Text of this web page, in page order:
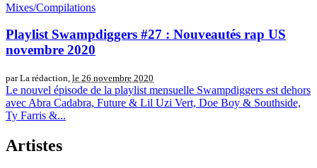
Mixes/Compilations
Playlist Swampdiggers #27 : Nouveautés rap US
novembre 2020
par La rédaction, le 26 novembre 2020
Le nouvel épisode de la playlist mensuelle Swampdiggers est dehors
avec Abra Cadabra, Future & Lil Uzi Vert, Doe Boy & Southside,
Ty Farris &...
Artistes